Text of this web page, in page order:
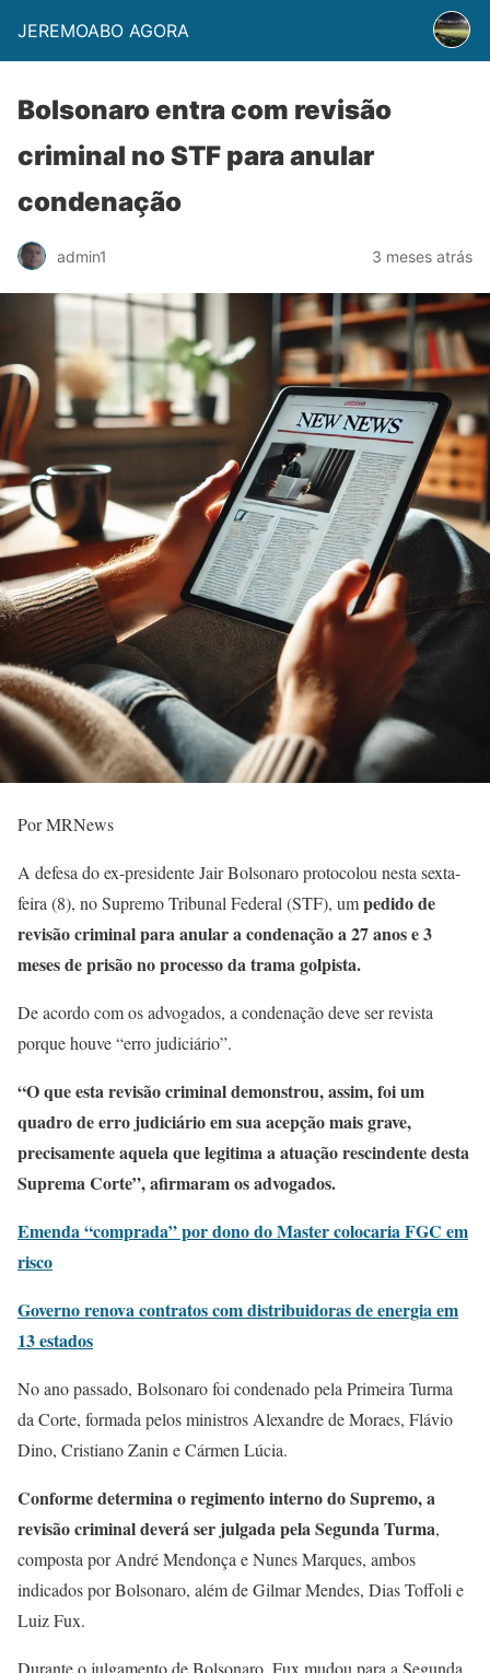
JEREMOABO AGORA
Bolsonaro entra com revisão
criminal no STF para anular
condenação
admin1 3 meses atrás
Por MRNews
A defesa do ex-presidente Jair Bolsonaro protocolou nesta sexta-
feira (8), no Supremo Tribunal Federal (STF), umpedido de
revisão criminal para anular a condenação a 27 anos e 3
meses de prisão no processo da trama golpista.
De acordo com os advogados, a condenação deve ser revista
porque houve “erro judiciário”.
“O que esta revisão criminal demonstrou, assim, foi um
quadro de erro judiciário em sua acepção mais grave,
precisamente aquela que legitima a atuação rescindente desta
Suprema Corte”, afirmaram os advogados.
Emenda “comprada” por dono do Master colocaria FGC em
risco
Governo renova contratos com distribuidoras de energia em
13 estados
No ano passado, Bolsonaro foi condenado pela Primeira Turma
da Corte, formada pelos ministros Alexandre de Moraes, Flávio
Dino, Cristiano Zanin e Cármen Lúcia.
Conforme determina o regimento interno do Supremo, a
revisão criminal deverá ser julgada pela Segunda Turma,
composta por André Mendonça e Nunes Marques, ambos
indicados por Bolsonaro, além de Gilmar Mendes, Dias Toffoli e
Luiz Fux.
Durante o julgamento de Bolsonaro, Fux mudou para a Segunda